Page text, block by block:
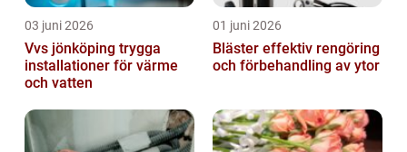
03 juni 2026
Vvs jönköping trygga
installationer för värme
och vatten
01 juni 2026
Bläster effektiv rengöring
och förbehandling av ytor